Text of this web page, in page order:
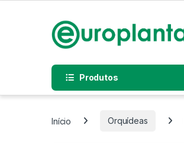
Produtos
Início Orquídeas